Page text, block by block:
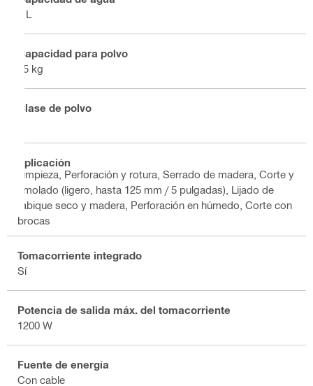
9 L
Capacidad para polvo
15 kg
Clase de polvo
Aplicación
Limpieza, Perforación y rotura, Serrado de madera, Corte y
amolado (ligero, hasta 125 mm / 5 pulgadas), Lijado de
tabique seco y madera, Perforación en húmedo, Corte con
brocas
Tomacorriente integrado
Sí
Potencia de salida máx. del tomacorriente
1200 W
Fuente de energía
Con cable